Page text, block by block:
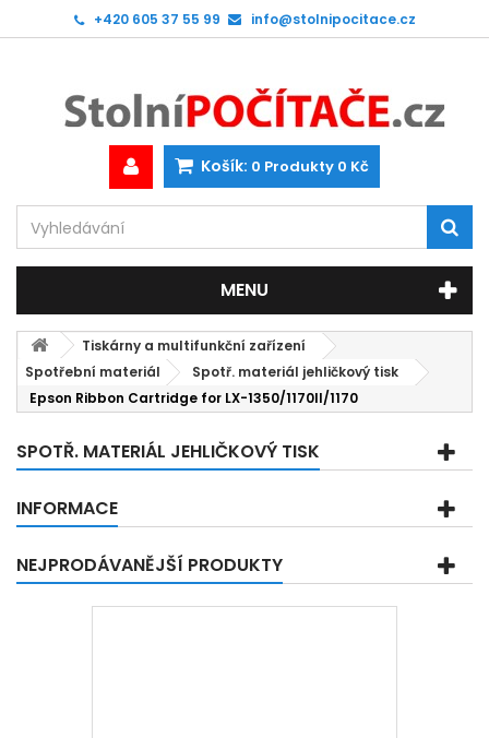
+420 605 37 55 99 info@stolnipocitace.cz
Košík: 0 Produkty 0 Kč
MENU
Tiskárny a multifunkční zařízení
Spotřební materiál
Spotř. materiál jehličkový tisk
Epson Ribbon Cartridge for LX-1350/1170II/1170
SPOTŘ. MATERIÁL JEHLIČKOVÝ TISK
INFORMACE
NEJPRODÁVANĚJŠÍ PRODUKTY